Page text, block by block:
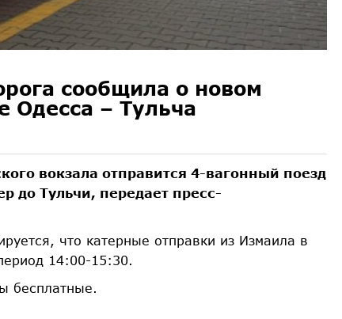
сообщила о новом
Одесса – Тульча
вокзала отправится 4-вагонный поезд
до Тульчи, передает пресс-
что катерные отправки из Измаила в
14:00-15:30.
бесплатные.